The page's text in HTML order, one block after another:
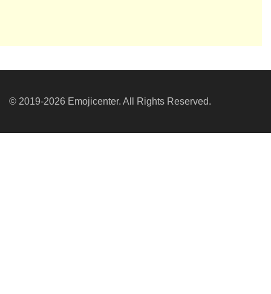
© 2019-2026 Emojicenter. All Rights Reserved.